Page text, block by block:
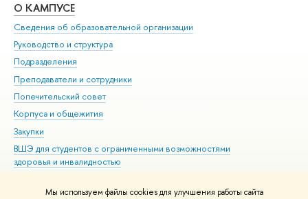
Мы используем файлы cookies для улучшения работы сайта
О КАМПУСЕ
Сведения об образовательной организации
Руководство и структура
Подразделения
Преподаватели и сотрудники
Попечительский совет
Корпуса и общежития
Закупки
ВШЭ для студентов с ограниченными возможностями
здоровья и инвалидностью
Единая платежная страница